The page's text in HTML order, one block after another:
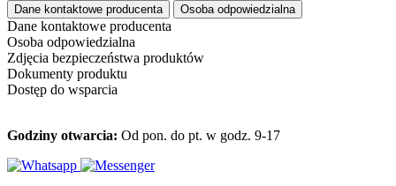
Dane kontaktowe producenta Osoba odpowiedzialna
Dane kontaktowe producenta
Osoba odpowiedzialna
Zdjęcia bezpieczeństwa produktów
Dokumenty produktu
Dostęp do wsparcia
Godziny otwarcia: Od pon. do pt. w godz. 9-17